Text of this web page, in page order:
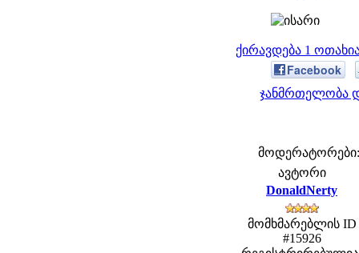
ქირავდება 1
Facebook
ჯანმრთელობა
მოდერატორები:
ავტორი
DonaldNerty
მომხმარებლის ID
#15926